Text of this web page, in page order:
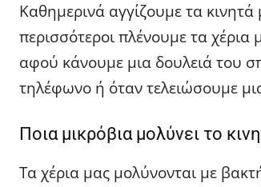
Καθημερινά αγγίζουμε τα κινητά
περισσότεροι πλένουμε τα
αφού κάνουμε μια δουλειά του
τηλέφωνο ή όταν τελειώσουμε
Ποια μικρόβια μολύνει το
Τα χέρια μας μολύνονται με